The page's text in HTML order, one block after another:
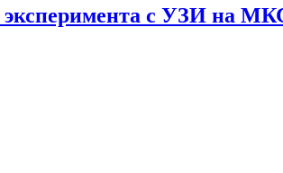
эксперимента с УЗИ на